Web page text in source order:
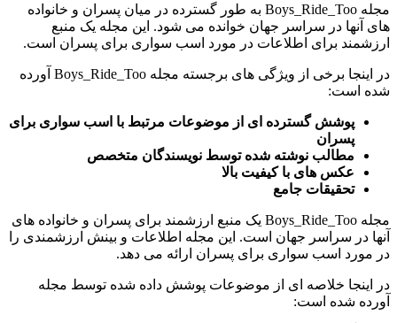
مجله Boys_Ride_Too به طور گسترده در میان پسران و خانواده
های آنها در سراسر جهان خوانده می شود. این مجله یک منبع
ارزشمند برای اطلاعات در مورد اسب سواری برای پسران است.
در اینجا برخی از ویژگی های برجسته مجله Boys_Ride_Too آورده
شده است:
پوشش گسترده ای از موضوعات مرتبط با اسب سواری برای
پسران
مطالب نوشته شده توسط نویسندگان متخصص
عکس های با کیفیت بالا
تحقیقات جامع
مجله Boys_Ride_Too یک منبع ارزشمند برای پسران و خانواده های
آنها در سراسر جهان است. این مجله اطلاعات و بینش ارزشمندی را
در مورد اسب سواری برای پسران ارائه می دهد.
در اینجا خلاصه ای از موضوعات پوشش داده شده توسط مجله
آورده شده است: